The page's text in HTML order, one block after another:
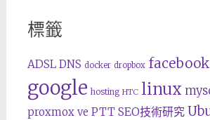
標籤
ADSL DNS docker dropbox facebook
google hosting HTC linux
proxmox ve PTT SEO技術研究